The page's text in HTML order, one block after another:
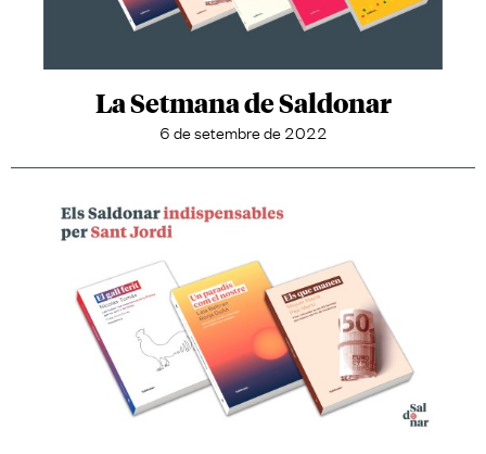
La Setmana de Saldonar
6 de setembre de 2022